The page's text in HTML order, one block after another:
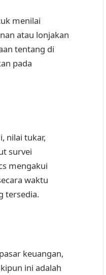
menilai
atau lonjakan
tentang di
pada
nilai tukar,
survei
mengakui
waktu
tersedia.
keuangan,
ini adalah